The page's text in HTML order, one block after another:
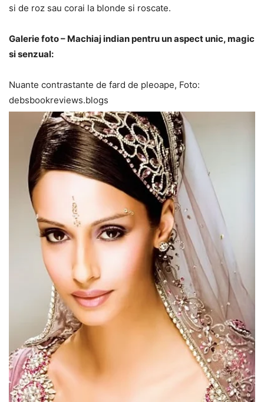
si de roz sau corai la blonde si roscate.
Galerie foto – Machiaj indian pentru un aspect unic, magic
si senzual:
Nuante contrastante de fard de pleoape, Foto:
debsbookreviews.blogs